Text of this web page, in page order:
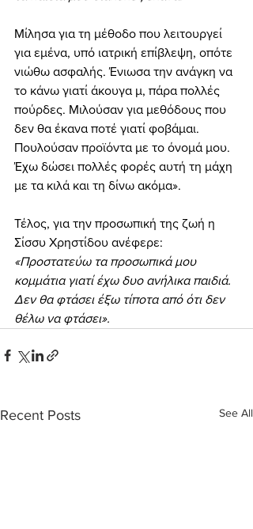
Μίλησα για τη μέθοδο που λειτουργεί
για εμένα, υπό ιατρική επίβλεψη, οπότε
νιώθω ασφαλής. Ένιωσα την ανάγκη να
το κάνω γιατί άκουγα μ, πάρα πολλές
πούρδες. Μιλούσαν για μεθόδους που
δεν θα έκανα ποτέ γιατί φοβάμαι.
Πουλούσαν προϊόντα με το όνομά μου.
Έχω δώσει πολλές φορές αυτή τη μάχη
με τα κιλά και τη δίνω ακόμα».
Τέλος, για την προσωπική της ζωή η
Σίσσυ Χρηστίδου ανέφερε:
«Προστατεύω τα προσωπικά μου
κομμάτια γιατί έχω δυο ανήλικα παιδιά.
Δεν θα φτάσει έξω τίποτα από ότι δεν
θέλω να φτάσει».
Recent Posts See All